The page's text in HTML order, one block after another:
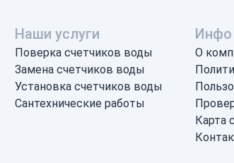
Наши услуги
Поверка счетчиков воды
Замена счетчиков воды
Установка счетчиков воды
Сантехнические работы
Инфо
О
Карта